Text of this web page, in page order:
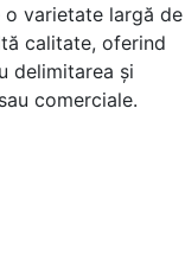
varietate largă de
calitate, oferind
delimitarea și
comerciale.